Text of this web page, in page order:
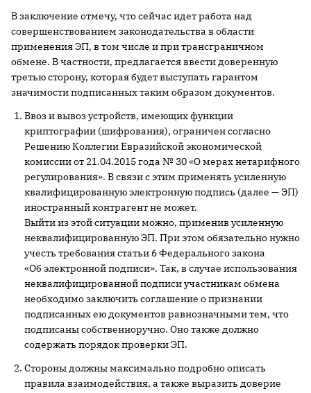
В заключение отмечу, что сейчас идет работа над
совершенствованием законодательства в области
применения ЭП, в том числе и при трансграничном
обмене. В частности, предлагается ввести доверенную
третью сторону, которая будет выступать гарантом
значимости подписанных таким образом документов.
Ввоз и вывоз устройств, имеющих функции
криптографии (шифрования), ограничен согласно
Решению Коллегии Евразийской экономической
комиссии от 21.04.2015 года № 30 «О мерах нетарифного
регулирования». В связи с этим применять усиленную
квалифицированную электронную подпись (далее — ЭП)
иностранный контрагент не может.
Выйти из этой ситуации можно, применив усиленную
неквалифицированную ЭП. При этом обязательно нужно
учесть требования статьи 6 Федерального закона
«Об электронной подписи». Так, в случае использования
неквалифицированной подписи участникам обмена
необходимо заключить соглашение о признании
подписанных ею документов равнозначными тем, что
подписаны собственноручно. Оно также должно
содержать порядок проверки ЭП.
Стороны должны максимально подробно описать
правила взаимодействия, а также выразить доверие